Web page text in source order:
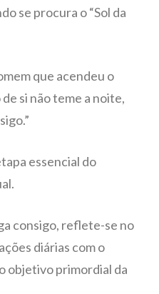
se procura o “Sol da
que acendeu o
si não teme a noite,
essencial do
consigo, reflete-se no
diárias com o
objetivo primordial da